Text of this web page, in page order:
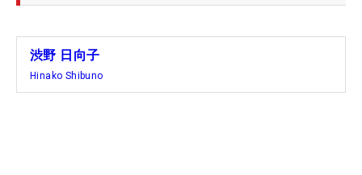
が、「KPMG全米女子プロ」「アムンディ・エビア
渋野 日向子
Hinako Shibuno